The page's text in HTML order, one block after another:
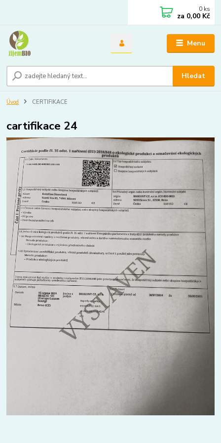
Menu
Hledat
0 ks
za 0,00 Kč
Úvod CERTIFIKACE
cartifikace 24